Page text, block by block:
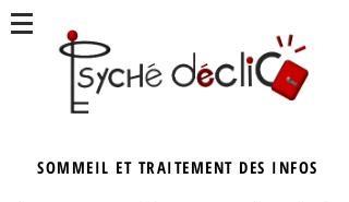
SOMMEIL ET TRAITEMENT DES INFOS